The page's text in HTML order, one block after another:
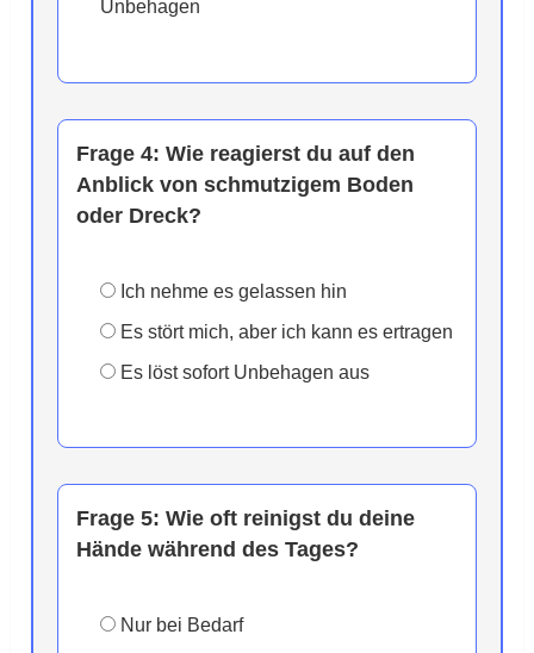
Unbehagen
Frage 4: Wie reagierst du auf den
Anblick von schmutzigem Boden
oder Dreck?
Ich nehme es gelassen hin
Es stört mich, aber ich kann es ertragen
Es löst sofort Unbehagen aus
Frage 5: Wie oft reinigst du deine
Hände während des Tages?
Nur bei Bedarf